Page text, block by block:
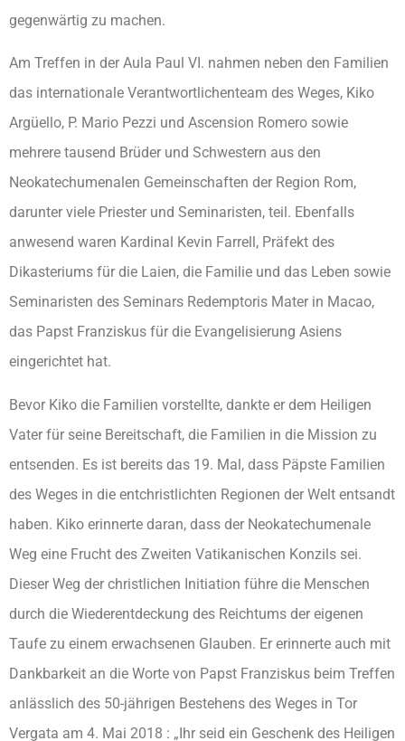
gegenwärtig zu machen.
Am Treffen in der Aula Paul VI. nahmen neben den Familien
das internationale Verantwortlichenteam des Weges, Kiko
Argüello, P. Mario Pezzi und Ascension Romero sowie
mehrere tausend Brüder und Schwestern aus den
Neokatechumenalen Gemeinschaften der Region Rom,
darunter viele Priester und Seminaristen, teil. Ebenfalls
anwesend waren Kardinal Kevin Farrell, Präfekt des
Dikasteriums für die Laien, die Familie und das Leben sowie
Seminaristen des Seminars Redemptoris Mater in Macao,
das Papst Franziskus für die Evangelisierung Asiens
eingerichtet hat.
Bevor Kiko die Familien vorstellte, dankte er dem Heiligen
Vater für seine Bereitschaft, die Familien in die Mission zu
entsenden. Es ist bereits das 19. Mal, dass Päpste Familien
des Weges in die entchristlichten Regionen der Welt entsandt
haben. Kiko erinnerte daran, dass der Neokatechumenale
Weg eine Frucht des Zweiten Vatikanischen Konzils sei.
Dieser Weg der christlichen Initiation führe die Menschen
durch die Wiederentdeckung des Reichtums der eigenen
Taufe zu einem erwachsenen Glauben. Er erinnerte auch mit
Dankbarkeit an die Worte von Papst Franziskus beim Treffen
anlässlich des 50-jährigen Bestehens des Weges in Tor
Vergata am 4. Mai 2018 : „Ihr seid ein Geschenk des Heiligen